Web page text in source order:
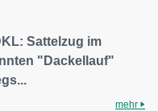
Sattelzug im
"Dackellauf"
mehr